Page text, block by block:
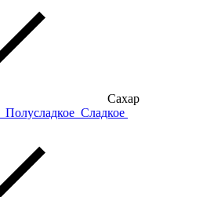
Сахар
Полусладкое Сладкое